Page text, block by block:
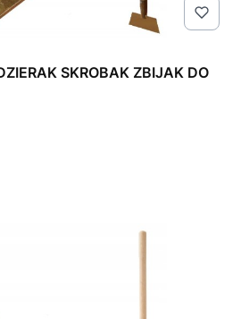
SKROBAK ZBIJAK DO